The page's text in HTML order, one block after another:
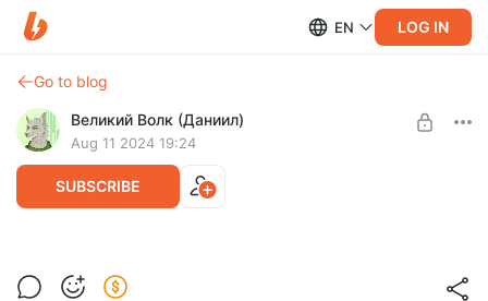
EN LOG IN
Go to blog
Великий Волк (Даниил)
Aug 11 2024 19:24
SUBSCRIBE
Сегодня я занимался в основном